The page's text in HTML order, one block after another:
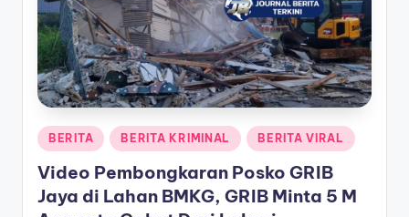
T
e
r
k
n
Posted
in
BERITA BERITA KRIMINAL BERITA VIRAL
Video Pembongkaran Posko GRIB
Jaya di Lahan BMKG, GRIB Minta 5 M